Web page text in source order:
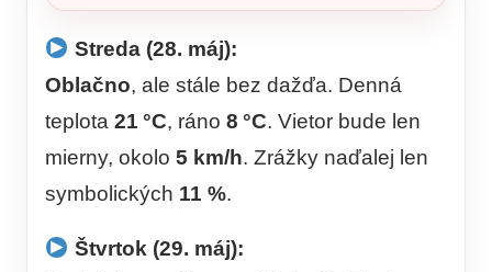
Streda (28. máj):
Oblačno, ale stále bez dažďa. Denná
teplota 21 °C, ráno 8 °C. Vietor bude len
mierny, okolo 5 km/h. Zrážky naďalej len
symbolických 11 %.
Štvrtok (29. máj):